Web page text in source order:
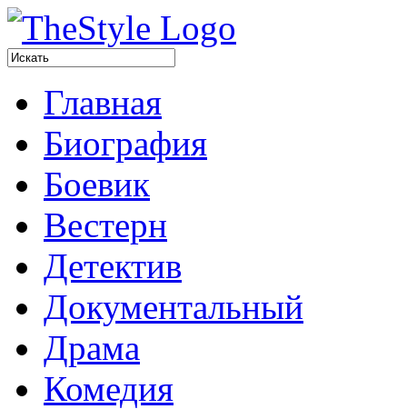
Главная
Биография
Боевик
Вестерн
Детектив
Документальный
Драма
Комедия